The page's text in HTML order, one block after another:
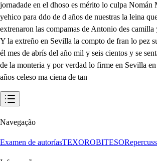
Navegação
Examen de autoríasTEXOROBITESO